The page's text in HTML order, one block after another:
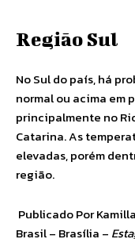
Região Sul
No Sul do país, há
normal ou acima em
principalmente no
Catarina. As
elevadas, porém
região.
Publicado Por
Brasil – Brasília –